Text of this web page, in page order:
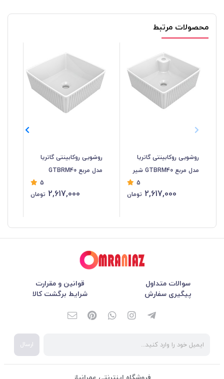
محصولات مرتبط
روشویی روکابینتی گاتریا
مدل مربع GTBRM40 شیر
5
2,617,000 تومان
روشویی روکابینتی گاتریا
مدل مربع GTBRM40
5
2,617,000 تومان
سوالات متداول
قوانین و مقرارت
پیگیری سفارش
شرایط برگشت کالا
ارسال